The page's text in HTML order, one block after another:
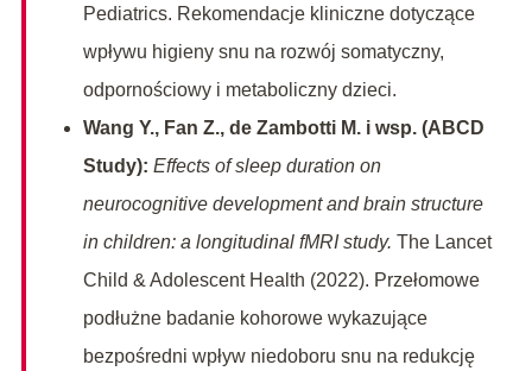
Pediatrics. Rekomendacje kliniczne dotyczące
wpływu higieny snu na rozwój somatyczny,
odpornościowy i metaboliczny dzieci.
Wang Y., Fan Z., de Zambotti M. i wsp. (ABCD
Study): Effects of sleep duration on
neurocognitive development and brain structure
in children: a longitudinal fMRI study. The Lancet
Child & Adolescent Health (2022). Przełomowe
podłużne badanie kohorowe wykazujące
bezpośredni wpływ niedoboru snu na redukcję